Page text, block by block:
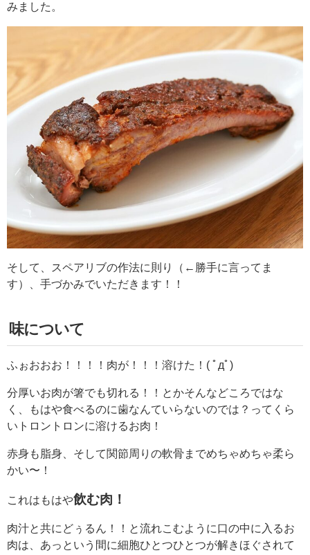
みました。
そして、スペアリブの作法に則り（←勝手に言ってま
す）、手づかみでいただきます！！
味について
ふぉおおお！！！！肉が！！！溶けた！( ﾟдﾟ)
分厚いお肉が箸でも切れる！！とかそんなどころではな
く、もはや食べるのに歯なんていらないのでは？ってくら
いトロントロンに溶けるお肉！
赤身も脂身、そして関節周りの軟骨までめちゃめちゃ柔ら
かい〜！
これはもはや飲む肉！
肉汁と共にどぅるん！！と流れこむように口の中に入るお
肉は、あっという間に細胞ひとつひとつが解きほぐされて